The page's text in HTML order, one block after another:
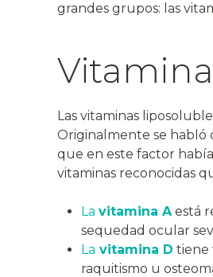
grandes grupos: las
Las vitaminas
Originalmente se habló
que en este factor
vitaminas reconocidas
La vitamina Aestá
sequedad ocular
La vitamina D tiene
raquitismo u